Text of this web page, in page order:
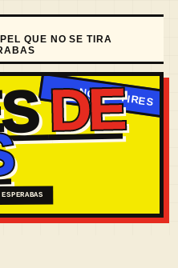
QUE NO SE TIRA
DE